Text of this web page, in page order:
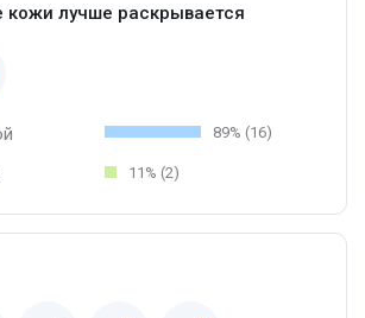
кожи лучше раскрывается
89% (16)
11% (2)